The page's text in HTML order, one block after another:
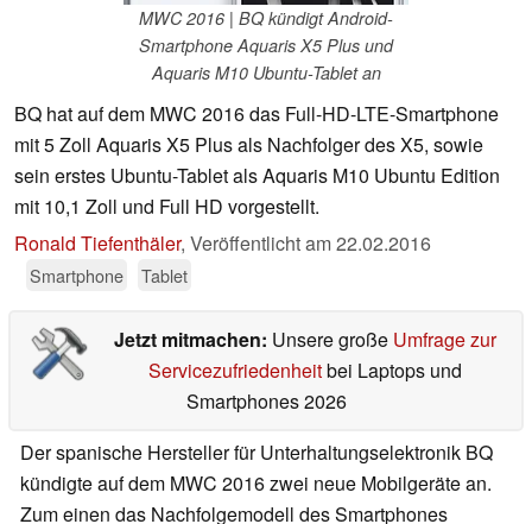
MWC 2016 | BQ kündigt Android-
Smartphone Aquaris X5 Plus und
Aquaris M10 Ubuntu-Tablet an
BQ hat auf dem MWC 2016 das Full-HD-LTE-Smartphone
mit 5 Zoll Aquaris X5 Plus als Nachfolger des X5, sowie
sein erstes Ubuntu-Tablet als Aquaris M10 Ubuntu Edition
mit 10,1 Zoll und Full HD vorgestellt.
Ronald Tiefenthäler, Veröffentlicht am22.02.2016
Smartphone Tablet
Jetzt mitmachen: Unsere große Umfrage zur
Servicezufriedenheitbei Laptops und
Smartphones 2026
Der spanische Hersteller für Unterhaltungselektronik BQ
kündigte auf dem MWC 2016 zwei neue Mobilgeräte an.
Zum einen das Nachfolgemodell des Smartphones